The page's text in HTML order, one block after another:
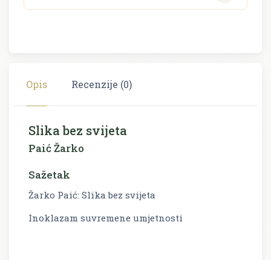
Opis Recenzije (0)
Slika bez svijeta
Paić Žarko
Sažetak
Žarko Paić: Slika bez svijeta
Inoklazam suvremene umjetnosti